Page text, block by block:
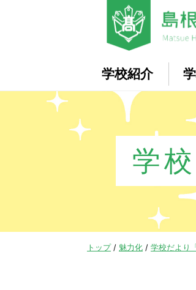
学校紹介
学
現
トップ/ 魅力化 / 学校だより